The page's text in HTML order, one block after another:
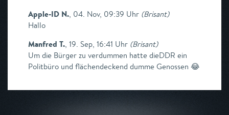
Apple-ID N., 04. Nov, 09:39 Uhr (Brisant)
Hallo
Manfred T., 19. Sep, 16:41 Uhr (Brisant)
Um die Bürger zu verdummen hatte dieDDR ein
Politbüro und flächendeckend dumme Genossen 😂